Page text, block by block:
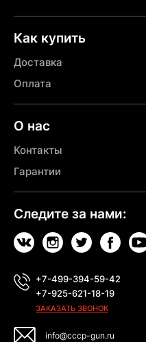
Как купить
Доставка
Оплата
О нас
Контакты
Гарантии
Следите за нами:
+7-499-394-59-42
+7-925-621-18-19
ЗАКАЗАТЬ ЗВОНОК
info@cccp-gun.ru